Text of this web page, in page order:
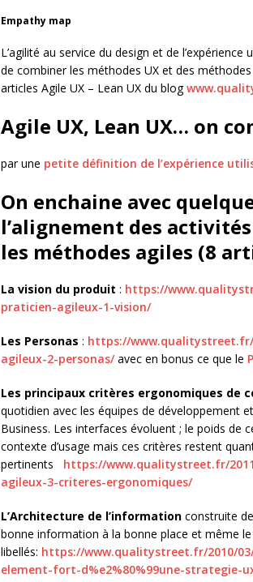
Empathy map
L’agilité au service du design et de l’expérience
de combiner les méthodes UX et des
articles Agile UX – Lean UX du blog
Agile UX, Lean UX… on
par une petite définition de l’expérience
On enchaine avec
l’alignement des
les méthodes agiles (8
La vision du produit : https://
praticien-agileux-1-vision/
Les Personas : https://
agileux-2-personas/avec en bonus ce que le
Les principaux critères ergonomiques de
quotidien avec les équipes de développement
Business. Les interfaces évoluent ; le poids de
contexte d’usage mais ces critères restent
pertinents https://www.qualitystreet.fr/
agileux-3-criteres-ergonomiques/
L’Architecture de l’information construite
bonne information à la bonne place et même
libellés: https://www.qualitystreet.fr/2010/
element-fort-d%e2%80%99une-strategie-